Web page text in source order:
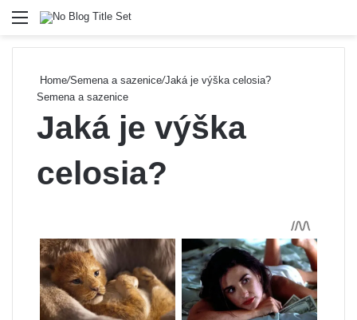
Menu
Home/Semena a sazenice/Jaká je výška celosia?
Semena a sazenice
Jaká je výška
celosia?